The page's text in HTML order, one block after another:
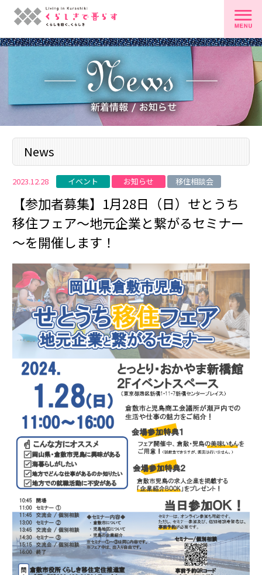
News
2023.12.28 イベント お知らせ 移住相談会
【参加者募集】1月28日（日）せとうち
移住フェア～地元企業と繋がるセミナー
～を開催します！